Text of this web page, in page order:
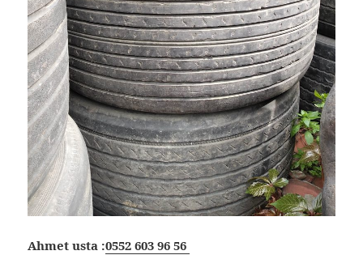
Ahmet usta :0552 603 96 56